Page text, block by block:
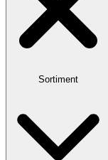
Sortiment